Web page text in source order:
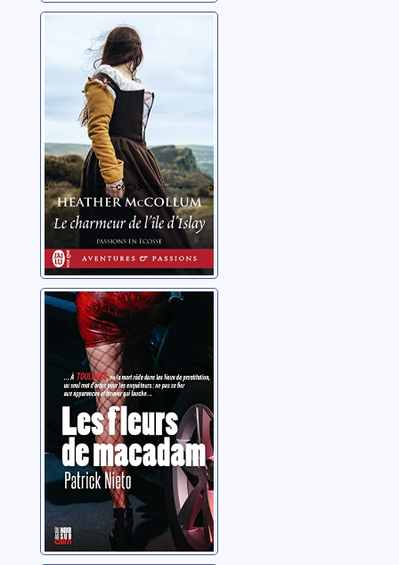
Passions en
Ecosse 02: Le
charmeur de l'île
d'Islay
McCollum, Heather
Les fleurs de
macadam
Nieto, Patrick